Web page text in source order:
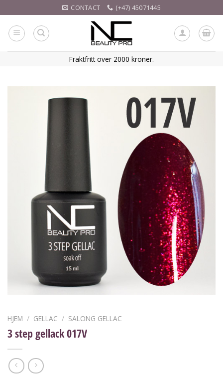
to
content
CONTACT (+47) 45071445
Fraktfritt over 2000 kroner.
HJEM / GELLAC / SALONG GELLAC
3 step gellack 017V